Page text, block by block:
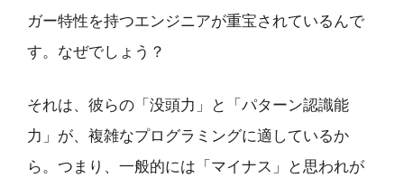
ガー特性を持つエンジニアが重宝されているんで
す。なぜでしょう？
それは、彼らの「没頭力」と「パターン認識能
力」が、複雑なプログラミングに適しているか
ら。つまり、一般的には「マイナス」と思われが